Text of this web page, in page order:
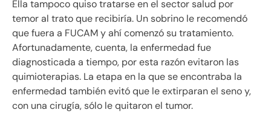
Ella tampoco quiso tratarse en el sector salud por
temor al trato que recibiría. Un sobrino le recomendó
que fuera a FUCAM y ahí comenzó su tratamiento.
Afortunadamente, cuenta, la enfermedad fue
diagnosticada a tiempo, por esta razón evitaron las
quimioterapias. La etapa en la que se encontraba la
enfermedad también evitó que le extirparan el seno y,
con una cirugía, sólo le quitaron el tumor.